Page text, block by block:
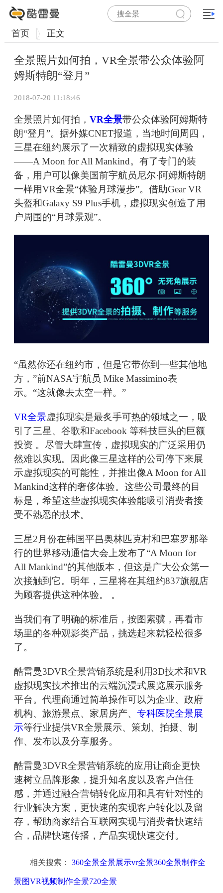
首页 正文
全景照片如何拍，VR全景带公众体验阿
姆斯特朗“登月”
2018-07-20 11:18:46
全景照片如何拍， VR全景带公众体验阿姆斯特
朗“登月”。据外媒CNET报道，当地时间周四，
三星在纽约展示了一次精致的虚拟现实体验
——A Moon for All Mankind。有了专门的装
备，用户可以像美国前宇航员尼尔·阿姆斯特朗
一样用VR全景“体验月球漫步”。借助Gear VR
头盔和Galaxy S9 Plus手机，虚拟现实创造了用
户周围的“月球景观”。
“虽然你还在纽约市，但是它带你到一些其他地
方，”前NASA宇航员 Mike Massimino表
示。“这就像去太空一样。”
VR全景虚拟现实是最炙手可热的领域之一，吸
引了三星、谷歌和Facebook 等科技巨头的巨额
投资 。尽管大肆宣传，虚拟现实的广泛采用仍
然难以实现。因此像三星这样的公司停下来展
示虚拟现实的可能性，并推出像A Moon for All
Mankind这样的奢侈体验。这些公司最终的目
标是，希望这些虚拟现实体验能吸引消费者接
受不熟悉的技术。
三星2月份在韩国平昌奥林匹克村和巴塞罗那举
行的世界移动通信大会上发布了“A Moon for
All Mankind”的其他版本，但这是广大公众第一
次接触到它。明年，三星将在其纽约837旗舰店
为顾客提供这种体验。 。
当我们有了明确的标准后，按图索骥，再看市
场里的各种观影类产品，挑选起来就轻松很多
了。
酷雷曼3DVR全景营销系统是利用3D技术和VR
虚拟现实技术推出的云端沉浸式展览展示服务
平台。代理商通过简单操作可以为企业、政府
机构、旅游景点、家居房产、 专科医院全景展
示等行业提供VR全景展示、策划、拍摄、制
作、发布以及分享服务。
酷雷曼3DVR全景营销系统的应用让商企更快
速树立品牌形象，提升知名度以及客户信任
感，并通过融合营销转化应用和具有针对性的
行业解决方案，更快速的实现客户转化以及留
存，帮助商家结合互联网实现与消费者快速结
合，品牌快速传播，产品实现快速交付。
相关搜索： 360全景全景展示vr全景360全景制作全
景图VR视频制作全景720全景